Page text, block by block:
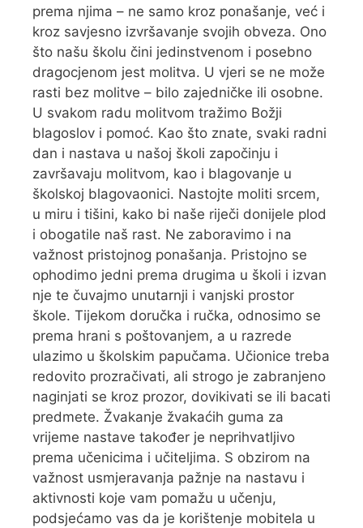
prema njima – ne samo kroz ponašanje, već i
kroz savjesno izvršavanje svojih obveza. Ono
što našu školu čini jedinstvenom i posebno
dragocjenom jest molitva. U vjeri se ne može
rasti bez molitve – bilo zajedničke ili osobne.
U svakom radu molitvom tražimo Božji
blagoslov i pomoć. Kao što znate, svaki radni
dan i nastava u našoj školi započinju i
završavaju molitvom, kao i blagovanje u
školskoj blagovaonici. Nastojte moliti srcem,
u miru i tišini, kako bi naše riječi donijele plod
i obogatile naš rast. Ne zaboravimo i na
važnost pristojnog ponašanja. Pristojno se
ophodimo jedni prema drugima u školi i izvan
nje te čuvajmo unutarnji i vanjski prostor
škole. Tijekom doručka i ručka, odnosimo se
prema hrani s poštovanjem, a u razrede
ulazimo u školskim papučama. Učionice treba
redovito prozračivati, ali strogo je zabranjeno
naginjati se kroz prozor, dovikivati se ili bacati
predmete. Žvakanje žvakaćih guma za
vrijeme nastave također je neprihvatljivo
prema učenicima i učiteljima. S obzirom na
važnost usmjeravanja pažnje na nastavu i
aktivnosti koje vam pomažu u učenju,
podsjećamo vas da je korištenje mobitela u